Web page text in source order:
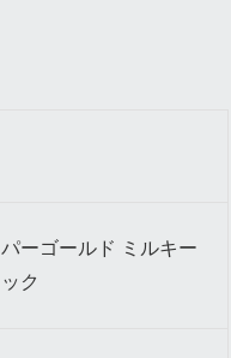
ーゴールド ミルキー
ク